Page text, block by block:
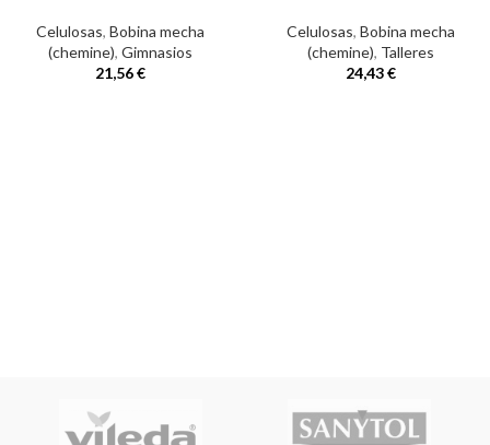
Celulosas, Bobina mecha
(chemine), Gimnasios
21,56€
Celulosas, Bobina mecha
(chemine), Talleres
24,43€